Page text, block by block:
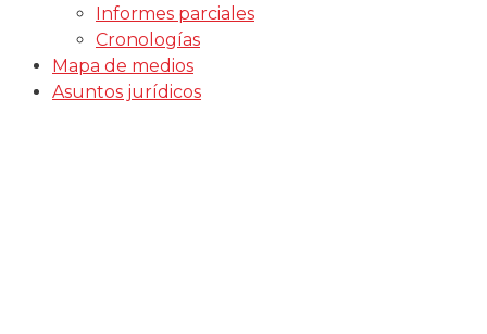
Informes parciales
Cronologías
Mapa de medios
Asuntos jurídicos